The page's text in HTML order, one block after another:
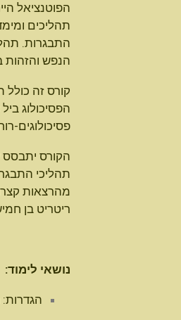
הפוטנציאל
תהליכים
התבגרות.
הנפש והזהות
קורס זה כולל
הפסיכולוג
פסיכולוגים-
הקורס יתבסס
תהליכי
מהרצאות
ריטריט בן
נושאי לימוד:
הגדרות: